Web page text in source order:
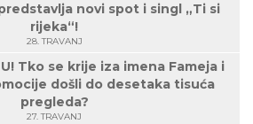
novi spot i singl „Ti si
rijeka“!
28. TRAVANJ
Tko se krije iza imena Fameja i
došli do desetaka tisuća
pregleda?
27. TRAVANJ